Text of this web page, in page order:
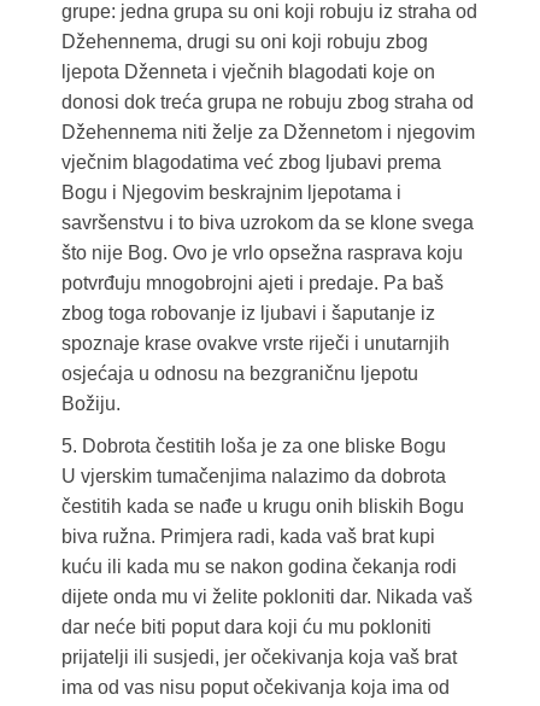
grupe: jedna grupa su oni koji robuju iz straha od
Džehennema, drugi su oni koji robuju zbog
ljepota Dženneta i vječnih blagodati koje on
donosi dok treća grupa ne robuju zbog straha od
Džehennema niti želje za Džennetom i njegovim
vječnim blagodatima već zbog ljubavi prema
Bogu i Njegovim beskrajnim ljepotama i
savršenstvu i to biva uzrokom da se klone svega
što nije Bog. Ovo je vrlo opsežna rasprava koju
potvrđuju mnogobrojni ajeti i predaje. Pa baš
zbog toga robovanje iz ljubavi i šaputanje iz
spoznaje krase ovakve vrste riječi i unutarnjih
osjećaja u odnosu na bezgraničnu ljepotu
Božiju.
5. Dobrota čestitih loša je za one bliske Bogu
U vjerskim tumačenjima nalazimo da dobrota
čestitih kada se nađe u krugu onih bliskih Bogu
biva ružna. Primjera radi, kada vaš brat kupi
kuću ili kada mu se nakon godina čekanja rodi
dijete onda mu vi želite pokloniti dar. Nikada vaš
dar neće biti poput dara koji ću mu pokloniti
prijatelji ili susjedi, jer očekivanja koja vaš brat
ima od vas nisu poput očekivanja koja ima od